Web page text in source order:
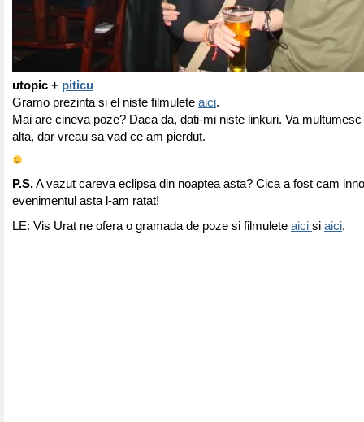
utopic + piticu
Gramo prezinta si el niste filmulete aici.
Mai are cineva poze? Daca da, dati-mi niste linkuri. Va
alta, dar vreau sa vad ce am pierdut.
P.S.A vazut careva eclipsa din noaptea asta? Cica a fost cam
evenimentul asta l-am ratat!
LE: Vis Urat ne ofera o gramada de poze si filmulete aici si aici.